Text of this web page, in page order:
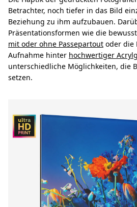
Betrachter, noch tiefer in das Bild
Beziehung zu ihm aufzubauen.
Präsentationsformen wie die
mit oder ohne Passepartout oder die
Aufnahme hinter hochwertiger
unterschiedliche Möglichkeiten, die
setzen.